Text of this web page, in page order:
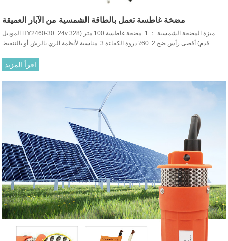
مضخة غاطسة تعمل بالطاقة الشمسية من الآبار العميقة
الموديل HY2460-30: 24v ميزة المضخة الشمسية ： 1. مضخة غاطسة 100 متر (328
قدم) أقصى رأس ضخ 2. 60٪ ذروة الكفاءة 3. مناسبة لأنظمة الري بالرش أو بالتنقيط
اقرأ المزيد